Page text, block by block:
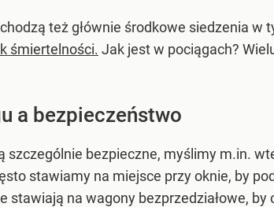
też głównie środkowe siedzenia
śmiertelności. Jak jest w pociągach?
a bezpieczeństwo
szczególnie bezpieczne, myślimy m.in.
stawiamy na miejsce przy oknie, by
stawiają na wagony bezprzedziałowe,